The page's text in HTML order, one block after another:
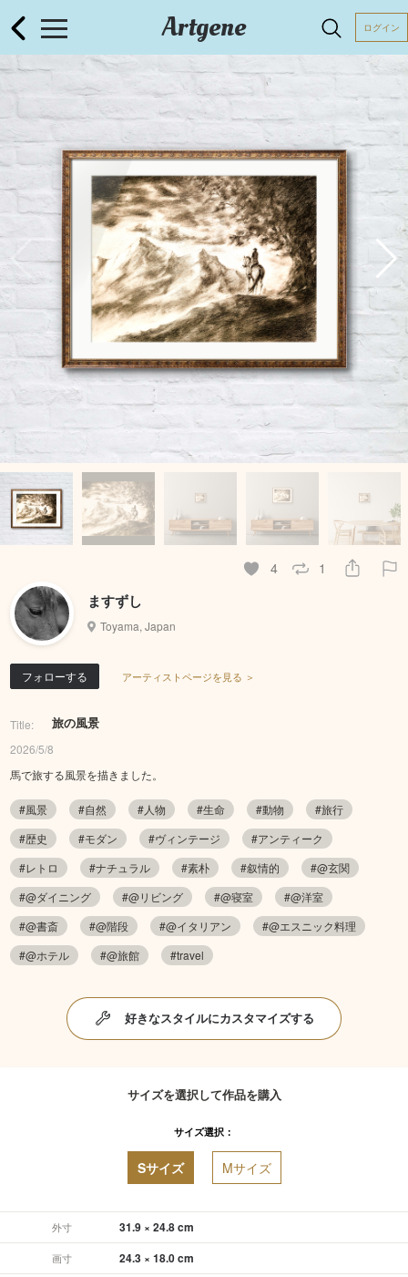
Artgene ログイン
4 1
ますずし
Toyama, Japan
フォローする アーティストページを見る ＞
Title: 旅の風景
2026/5/8
馬で旅する風景を描きました。
#風景 #自然 #人物 #生命 #動物
#旅行
#歴史
#モダン #ヴィンテージ
#アンティーク
#レトロ
#ナチュラル #素朴 #叙情的
#@玄関
#@ダイニング
#@リビング #@寝室
#@洋室
#@書斎
#@階段 #@イタリアン
#@エスニック料理
#@ホテル
#@旅館 #travel
好きなスタイルにカスタマイズする
サイズを選択して作品を購入
サイズ選択：
Sサイズ Mサイズ
外寸 31.9 × 24.8 cm
画寸 24.3 × 18.0 cm